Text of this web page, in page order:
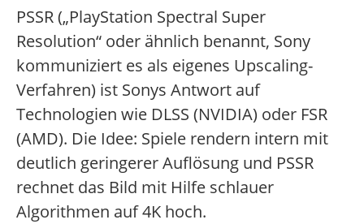
PSSR („PlayStation Spectral Super
Resolution“ oder ähnlich benannt, Sony
kommuniziert es als eigenes Upscaling-
Verfahren) ist Sonys Antwort auf
Technologien wie DLSS (NVIDIA) oder FSR
(AMD). Die Idee: Spiele rendern intern mit
deutlich geringerer Auflösung und PSSR
rechnet das Bild mit Hilfe schlauer
Algorithmen auf 4K hoch.